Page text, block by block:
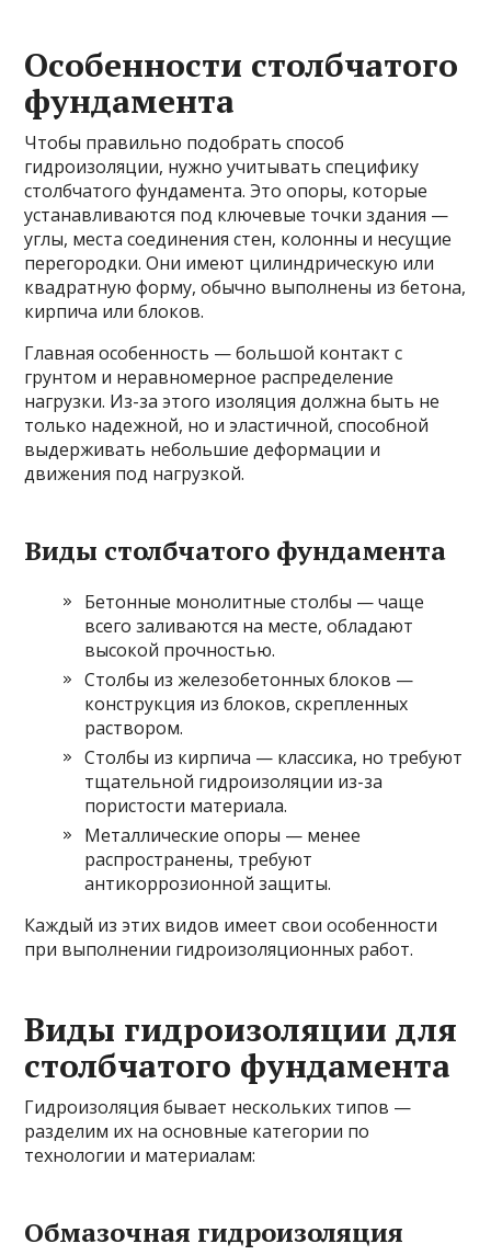
Особенности столбчатого
фундамента
Чтобы правильно подобрать способ
гидроизоляции, нужно учитывать специфику
столбчатого фундамента. Это опоры, которые
устанавливаются под ключевые точки здания —
углы, места соединения стен, колонны и несущие
перегородки. Они имеют цилиндрическую или
квадратную форму, обычно выполнены из бетона,
кирпича или блоков.
Главная особенность — большой контакт с
грунтом и неравномерное распределение
нагрузки. Из-за этого изоляция должна быть не
только надежной, но и эластичной, способной
выдерживать небольшие деформации и
движения под нагрузкой.
Виды столбчатого фундамента
Бетонные монолитные столбы — чаще
всего заливаются на месте, обладают
высокой прочностью.
Столбы из железобетонных блоков —
конструкция из блоков, скрепленных
раствором.
Столбы из кирпича — классика, но требуют
тщательной гидроизоляции из-за
пористости материала.
Металлические опоры — менее
распространены, требуют
антикоррозионной защиты.
Каждый из этих видов имеет свои особенности
при выполнении гидроизоляционных работ.
Виды гидроизоляции для
столбчатого фундамента
Гидроизоляция бывает нескольких типов —
разделим их на основные категории по
технологии и материалам:
Обмазочная гидроизоляция